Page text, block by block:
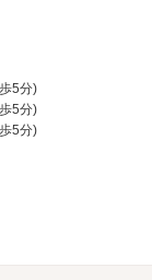
荷♪
のシャンプーと
試しください。
分♪
ムをご堪能下さ
5分)
5分)
5分)